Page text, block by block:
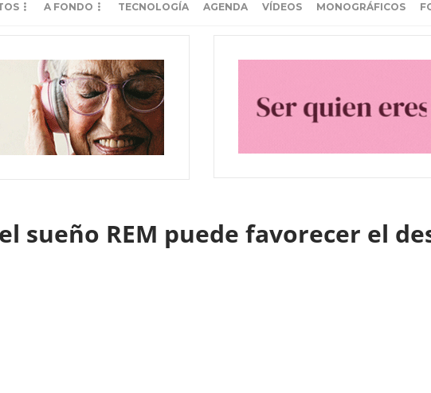
A FONDO TECNOLOGÍA AGENDA VÍDEOS MONOGRÁFICOS
sueño REM puede favorecer el